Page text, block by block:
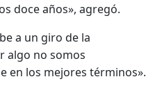
doce años», agregó.
a un giro de la
algo no somos
en los mejores términos».